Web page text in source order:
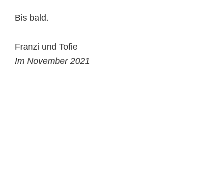
Bis bald.
Franzi und Tofie
Im November 2021